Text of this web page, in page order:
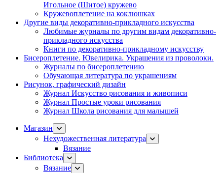
Игольное (Шитое) кружево
Кружевоплетение на коклюшках
Другие виды декоративно-прикладного искусства
Любимые журналы по другим видам декоративно-
прикладного искусства
Книги по декоративно-прикладному искусству
Бисероплетение. Ювелирика. Украшения из проволоки.
Журналы по бисероплетению
Обучающая литература по украшениям
Рисунок, графический дизайн
Журнал Искусство рисования и живописи
Журнал Простые уроки рисования
Журнал Школа рисования для малышей
Магазин
Нехудожественная литература
Вязание
Библиотека
Вязание